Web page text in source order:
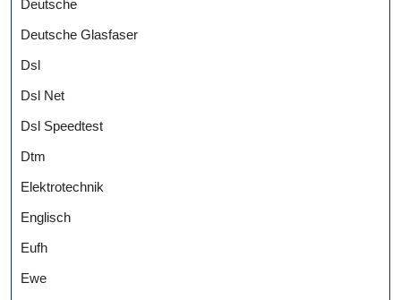
Deutsche
Deutsche Glasfaser
Dsl
Dsl Net
Dsl Speedtest
Dtm
Elektrotechnik
Englisch
Eufh
Ewe